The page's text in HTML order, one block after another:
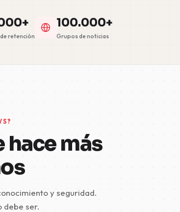
retención
100.000+
Grupos de noticias
hace más
y seguridad.
debe ser.